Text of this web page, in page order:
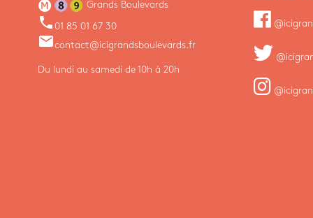
Grands Boulevards
phone 01 85 01 67 30
emailcontact@icigrandsboulevards.fr
Du lundi au samedi de 10h à 20h